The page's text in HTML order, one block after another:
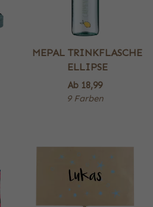
MEPAL TRINKFLASCHE
ELLIPSE
Ab 18,99
9 Farben